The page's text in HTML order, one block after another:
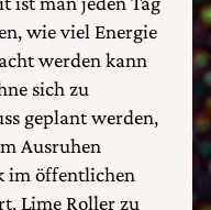
wie viel Energie
werden kann
sich zu
geplant werden,
Ausruhen
im öffentlichen
Lime Roller zu